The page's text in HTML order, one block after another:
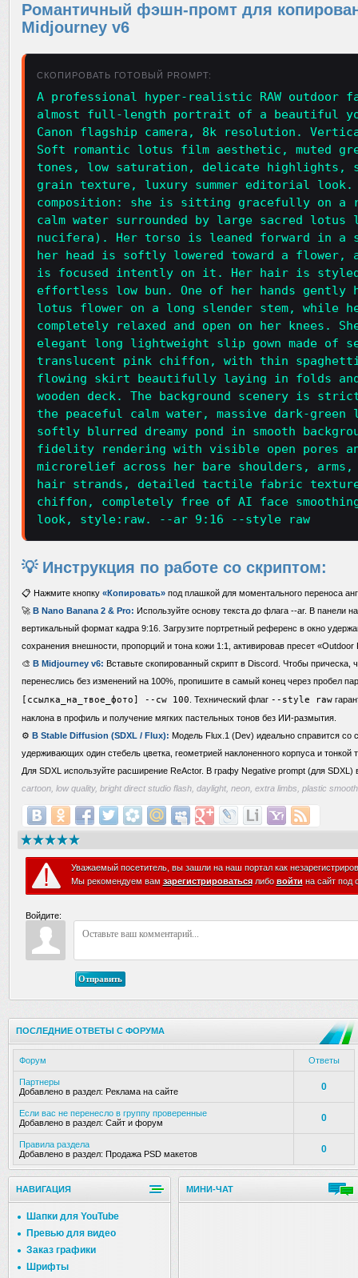
Романтичный фэшн-промт для
Midjourney v6
СКОПИРОВАТЬ ГОТОВЫЙ PROMPT:
A professional hyper-realistic RAW outdoor
almost full-length portrait of a beautiful
Canon flagship camera, 8k resolution.
Soft romantic lotus film aesthetic, muted
tones, low saturation, delicate highlights,
grain texture, luxury summer editorial
composition: she is sitting gracefully on a
calm water surrounded by large sacred lotus
nucifera). Her torso is leaned forward in
her head is softly lowered toward a flower,
is focused intently on it. Her hair is
effortless low bun. One of her hands gently
lotus flower on a long slender stem, while
completely relaxed and open on her knees.
elegant long lightweight slip gown made of
translucent pink chiffon, with thin
flowing skirt beautifully laying in folds
wooden deck. The background scenery is
the peaceful calm water, massive dark-
softly blurred dreamy pond in smooth
fidelity rendering with visible open pores
microrelief across her bare shoulders,
hair strands, detailed tactile fabric
chiffon, completely free of AI face
look, style:raw. --ar 9:16 --style raw
💡 Инструкция по работе со скриптом:
📋 Нажмите кнопку «Копировать» под плашкой для моментального переноса
🚀 В Nano Banana 2 & Pro: Используйте основу текста до флага --ar. В панели
вертикальный формат кадра 9:16. Загрузите портретный референс в окно
сохранения внешности, пропорций и тона кожи 1:1, активировав пресет «Outdoor
🎨 В Midjourney v6: Вставьте скопированный скрипт в Discord. Чтобы прическа,
перенеслись без изменений на 100%, пропишите в самый конец через пробел
[ссылка_на_твое_фото] --cw 100 . Технический флаг --style raw
наклона в профиль и получение мягких пастельных тонов без ИИ-размытия.
⚙️ В Stable Diffusion (SDXL / Flux): Модель Flux.1 (Dev) идеально справится со
удерживающих один стебель цветка, геометрией наклоненного корпуса и тонкой
Для SDXL используйте расширение ReActor. В графу Negative prompt (для SDXL)
cartoon, low quality, bright direct studio flash, daylight, neon, extra limbs, plastic
Уважаемый посетитель, вы зашли на наш портал как
Мы рекомендуем вам зарегистрироватьсялибо войти на сайт под
Войдите:
Отправить
ПОСЛЕДНИЕ ОТВЕТЫ С ФОРУМА
Форум Ответы
Партнеры
Добавлено в раздел: Реклама на сайте 0
Если вас не перенесло в группу проверенные
Добавлено в раздел: Сайт и форум 0
Правила раздела
Добавлено в раздел: Продажа PSD макетов 0
НАВИГАЦИЯ
Шапки для YouTube
Превью для видео
Заказ графики
Шрифты
МИНИ-ЧАТ